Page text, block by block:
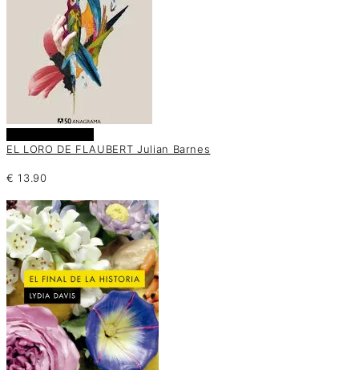
EL LORO DE FLAUBERT Julian Barnes
€ 13.90